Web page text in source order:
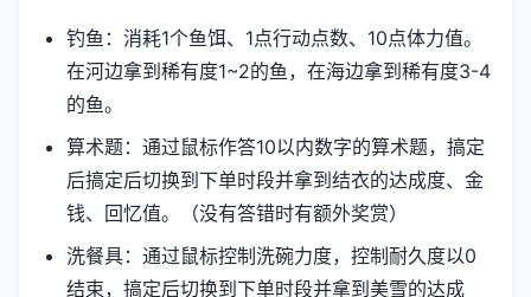
钓鱼：消耗1个鱼饵、1点行动点数、10点体力值。
在河边拿到稀有度1~2的鱼，在海边拿到稀有度3-4
的鱼。
算术题：通过鼠标作答10以内数字的算术题，搞定
后搞定后切换到下单时段并拿到结衣的达成度、金
钱、回忆值。（没有答错时有额外奖赏）
洗餐具：通过鼠标控制洗碗力度，控制耐久度以0
结束，搞定后切换到下单时段并拿到美雪的达成